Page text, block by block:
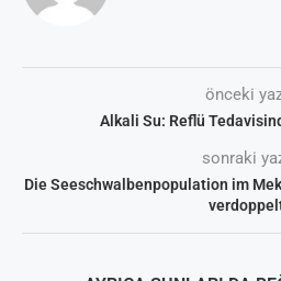
önceki
Alkali Su: Reflü
sonraki
Die Seeschwalbenpopulation im